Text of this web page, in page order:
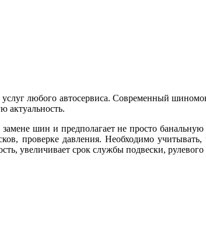
любого автосервиса. Современный
актуальность.
шин и предполагает не просто
проверке давления. Необходимо
увеличивает срок службы подвески,